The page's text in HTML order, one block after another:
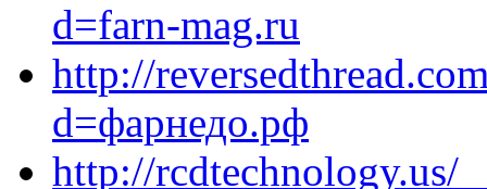
d=farn-mag.ru
http://
d=фарнедо.рф
http://rcdtechnology.us/